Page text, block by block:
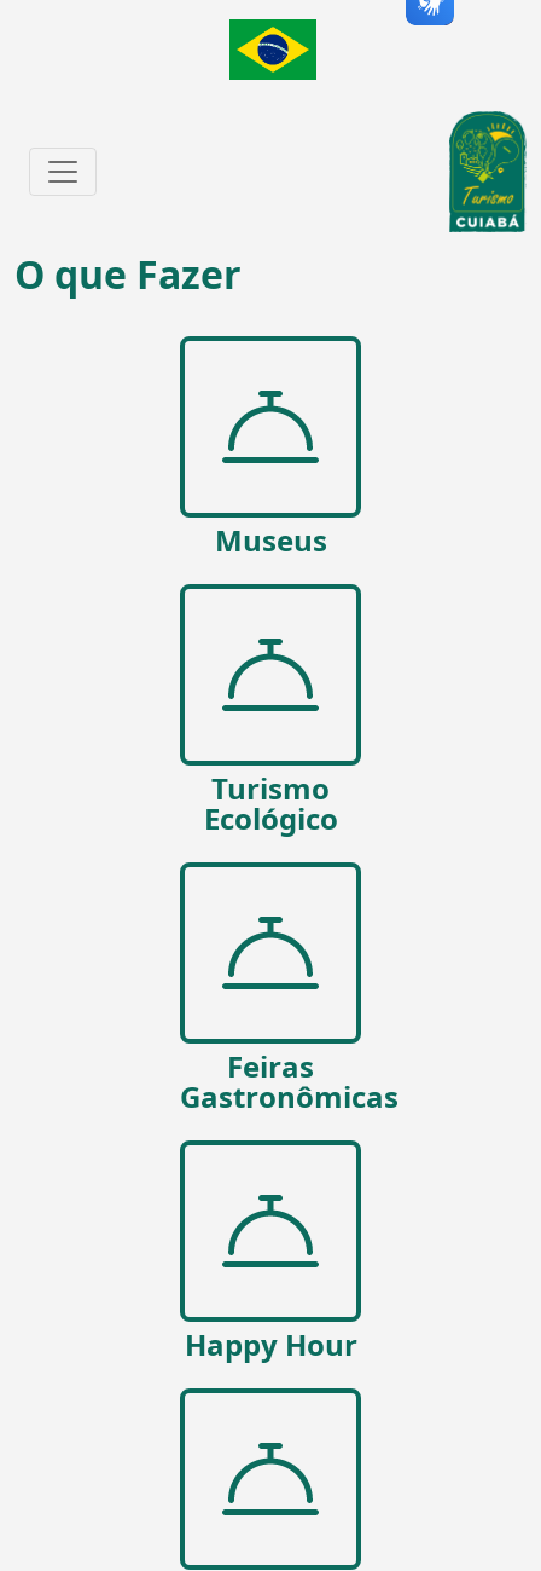
O que Fazer
Museus
Turismo
Ecológico
Feiras
Gastronômicas
Happy Hour